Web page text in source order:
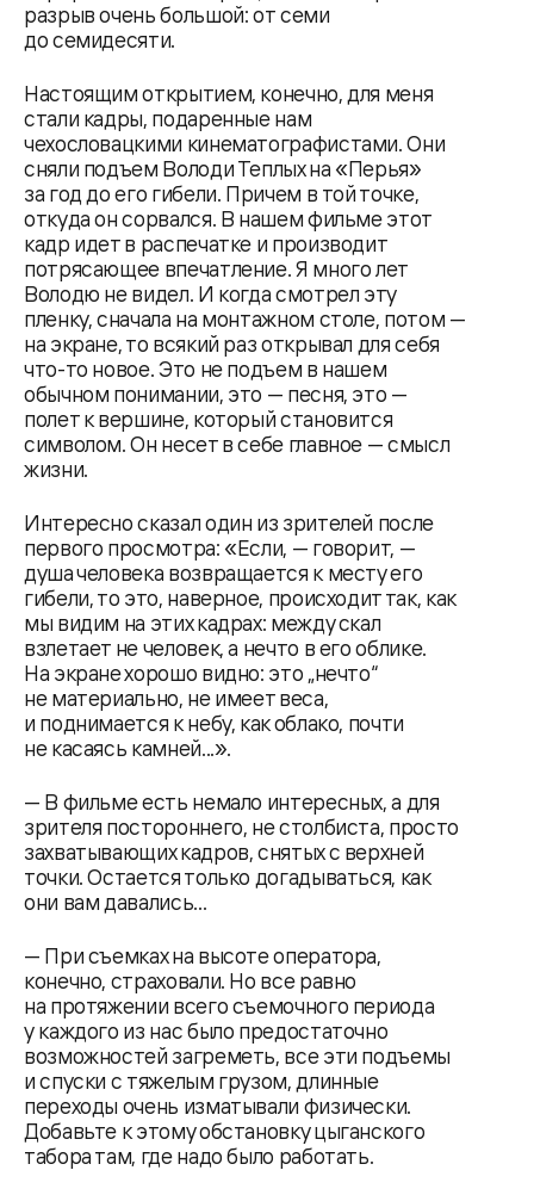
разрыв очень большой: от семи
до семидесяти.
Настоящим открытием, конечно, для меня
стали кадры, подаренные нам
чехословацкими кинематографистами. Они
сняли подъем Володи Теплых на «Перья»
за год до его гибели. Причем в той точке,
откуда он сорвался. В нашем фильме этот
кадр идет в распечатке и производит
потрясающее впечатление. Я много лет
Володю не видел. И когда смотрел эту
пленку, сначала на монтажном столе, потом —
на экране, то всякий раз открывал для себя
что-то новое. Это не подъем в нашем
обычном понимании, это — песня, это —
полет к вершине, который становится
символом. Он несет в себе главное — смысл
жизни.
Интересно сказал один из зрителей после
первого просмотра: «Если, — говорит, —
душа человека возвращается к месту его
гибели, то это, наверное, происходит так, как
мы видим на этих кадрах: между скал
взлетает не человек, а нечто в его облике.
На экране хорошо видно: это „нечто“
не материально, не имеет веса,
и поднимается к небу, как облако, почти
не касаясь камней...».
— В фильме есть немало интересных, а для
зрителя постороннего, не столбиста, просто
захватывающих кадров, снятых с верхней
точки. Остается только догадываться, как
они вам давались...
— При съемках на высоте оператора,
конечно, страховали. Но все равно
на протяжении всего съемочного периода
у каждого из нас было предостаточно
возможностей загреметь, все эти подъемы
и спуски с тяжелым грузом, длинные
переходы очень изматывали физически.
Добавьте к этому обстановку цыганского
табора там, где надо было работать.